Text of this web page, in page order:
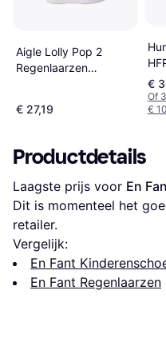
Aigle Lolly Pop 2
Regenlaarzen
€ 27,19
€
Of
€
Productdetails
Laagste prijs voor En
Dit is momenteel het
retailer.
Vergelijk:
En Fant
En Fant Regenlaarzen